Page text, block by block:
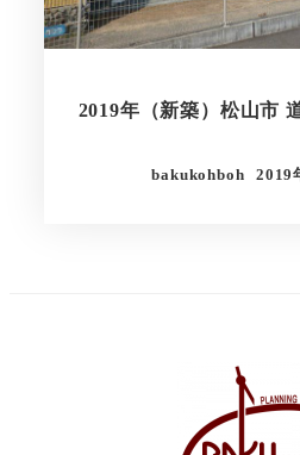
2019年（新築）松山市
bakukohboh 2019